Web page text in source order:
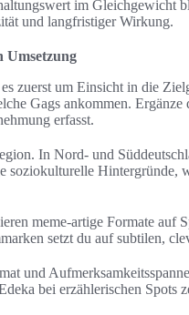
im Gleichgewicht
und langfristiger Wirkung.
Umsetzung
zuerst um Einsicht in die
Gags ankommen.
erfasst.
In Nord- und
soziokulturelle Hintergründe,
meme-artige Formate auf
setzt du auf subtilen,
und
bei erzählerischen Spots